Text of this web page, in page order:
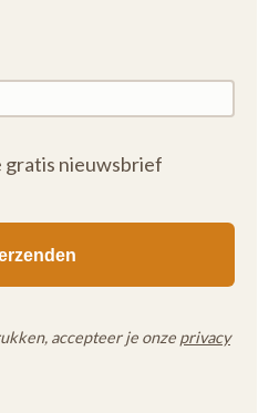
gratis nieuwsbrief
accepteer je onze privacy